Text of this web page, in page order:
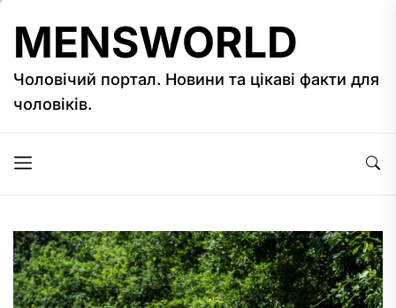
до
вмісту
MENSWORLD
Чоловічий портал. Новини та цікаві факти для
чоловіків.